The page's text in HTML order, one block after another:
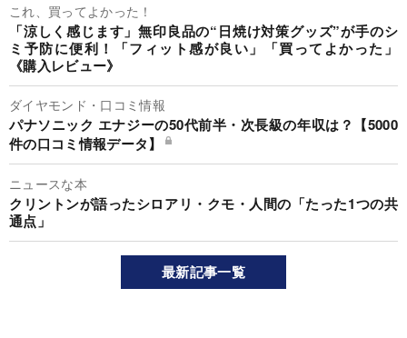
これ、買ってよかった！
「涼しく感じます」無印良品の“日焼け対策グッズ”が手のシ
ミ予防に便利！「フィット感が良い」「買ってよかった」
《購入レビュー》
ダイヤモンド・口コミ情報
パナソニック エナジーの50代前半・次長級の年収は？【5000
件の口コミ情報データ】
ニュースな本
クリントンが語ったシロアリ・クモ・人間の「たった1つの共
通点」
最新記事一覧